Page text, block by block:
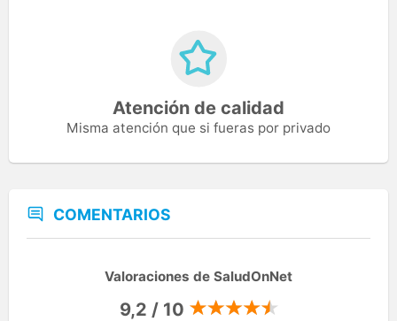
Atención de calidad
Misma atención que si fueras por privado
COMENTARIOS
Valoraciones de SaludOnNet
9,2 / 10